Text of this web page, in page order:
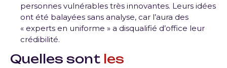
personnes vulnérables très innovantes. Leurs idées
ont été balayées sans analyse, car l’aura des
« experts en uniforme » a disqualifié d’office leur
crédibilité.
Quelles sont les